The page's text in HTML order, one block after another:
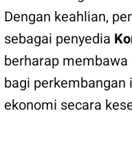
Dengan keahlian,
sebagai penyedia
berharap
bagi
ekonomi secara